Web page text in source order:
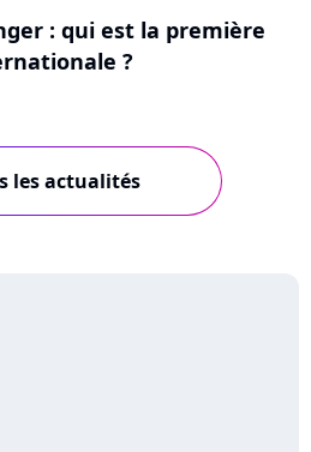
: qui est la première
?
les actualités